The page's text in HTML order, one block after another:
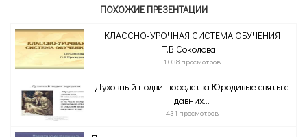
ПОХОЖИЕ ПРЕЗЕНТАЦИИ
КЛАССНО-УРОЧНАЯ СИСТЕМА ОБУЧЕНИЯ
Т.В.Соколова...
1 038 просмотров
Духовный подвиг юродства Юродивые святы с
давних...
431 просмотров